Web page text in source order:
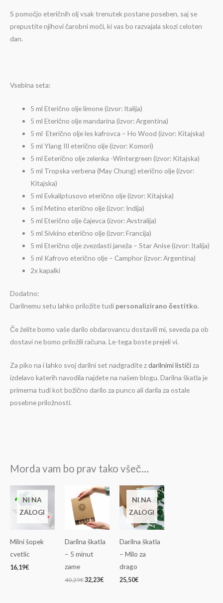
S pomočjo eteričnih olj vsak trenutek postane poseben, saj se
prepustite njihovi čarobni moči, ki vas bo razvajala skozi celoten
dan.
Vsebina seta:
5 ml Eterično olje limone (izvor: Italija)
5 ml Eterično olje mandarina (izvor: Argentina)
5 ml Eterično olje les kafrovca – Ho Wood (izvor: Kitajska)
5 ml Ylang III eterično olje (izvor: Komori)
5 ml Eeterično olje zelenka -Wintergreen (izvor: Kitajska)
5 ml Tropska verbena (May Chung) eterično olje (izvor:
Kitajska)
5 ml Evkaliptusovo eterično olje (izvor: Kitajska)
5 ml Metino eterično olje (izvor: Indija)
5 ml Eterično olje čajevca (izvor: Avstralija)
5 ml Sivkino eterično olje (izvor: Francija)
5 ml Eterično olje zvezdasti janeža – Star Anise (izvor: Italija)
5 ml Kafrovo eterično olje – Camphor (izvor: Argentina)
2x kapalki
Dodatno:
Darilnemu setu lahko priložite tudi personalizirano čestitko.
Če želite bomo vaše darilo obdarovancu dostavili mi, seveda pa ob
dostavi ne bomo priložili računa. Le-tega boste prejeli vi.
Za piko na i lahko svoj darilni set nadgradite zdarilnimi lističiza
izdelavo katerih navodila najdete na našem blogu. Darilna škatla je
primerna tudi kot božično darilo za punco ali darila za ostale
posebne priložnosti.
Morda vam bo prav tako všeč…
NI NA
ZALOGI
Milni šopek
cvetlic
16,19€
Darilna škatla
– 5 minut
zame
40,29€
Izvirna
cena
je
bila:
40,29€.
32,23€
Trenutna
cena
32,23€.
NI NA
ZALOGI
Darilna škatla
– Milo za
drago
25,50€